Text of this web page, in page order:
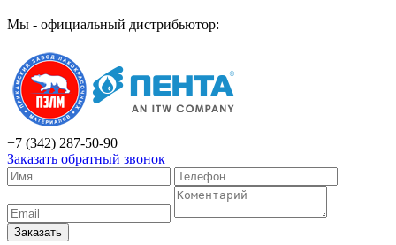
Мы - официальный дистрибьютор:
+7 (342) 287-50-90
Заказать обратный звонок
Заказать